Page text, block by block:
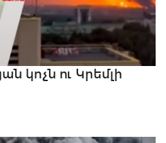
կոչն ու Կրեմլի